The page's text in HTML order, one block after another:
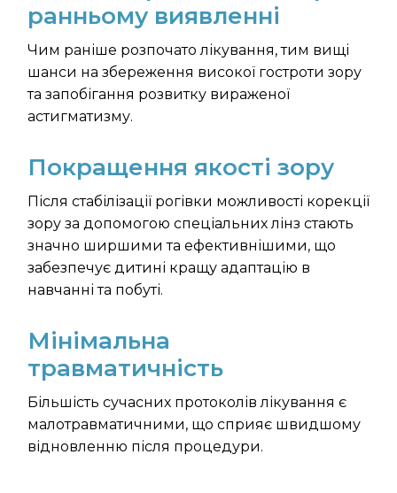
ранньому виявленні
Чим раніше розпочато лікування, тим вищі
шанси на збереження високої гостроти зору
та запобігання розвитку вираженої
астигматизму.
Покращення якості зору
Після стабілізації рогівки можливості корекції
зору за допомогою спеціальних лінз стають
значно ширшими та ефективнішими, що
забезпечує дитині кращу адаптацію в
навчанні та побуті.
Мінімальна
травматичність
Більшість сучасних протоколів лікування є
малотравматичними, що сприяє швидшому
відновленню після процедури.